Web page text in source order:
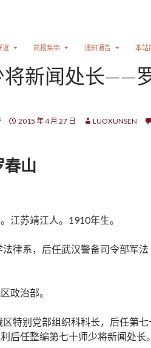
谊 简报集锦 通知通告 本站
将新闻处长——
2015 年 4 月 27 日
LUOXUNSEN
春山
江苏靖江人。1910年生。
律系，后任武汉警备司令部军法
政治部。
特别党部组织科科长，后任第七
后任整编第七十师少将新闻处长。